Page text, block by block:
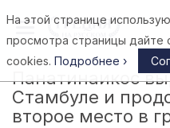
Панатинаикос
Стамбуле и
второе место в
На этой странице
просмотра страницы дайте
cookies. Подробнее ›